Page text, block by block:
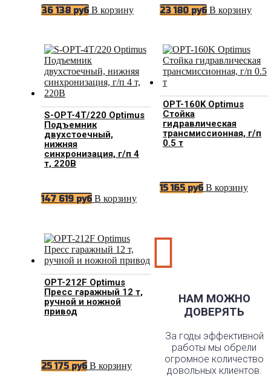
36 138 руб В корзину 23 180 руб В корзину
S-OPT-4T/220 Optimus
Подъемник
двухстоечный,
нижняя
синхронизация, г/п 4
т, 220В
147 619 руб В корзину
OPT-160K Optimus
Стойка
гидравлическая
трансмиссионная, г/п
0.5 т
15 165 руб В корзину
OPT-212F Optimus
Пресс гаражный 12 т,
ручной и ножной
привод
25 175 руб В корзину

НАМ МОЖНО
ДОВЕРЯТЬ
За годы эффективной
работы мы обрели
огромное количество
довольных клиентов.